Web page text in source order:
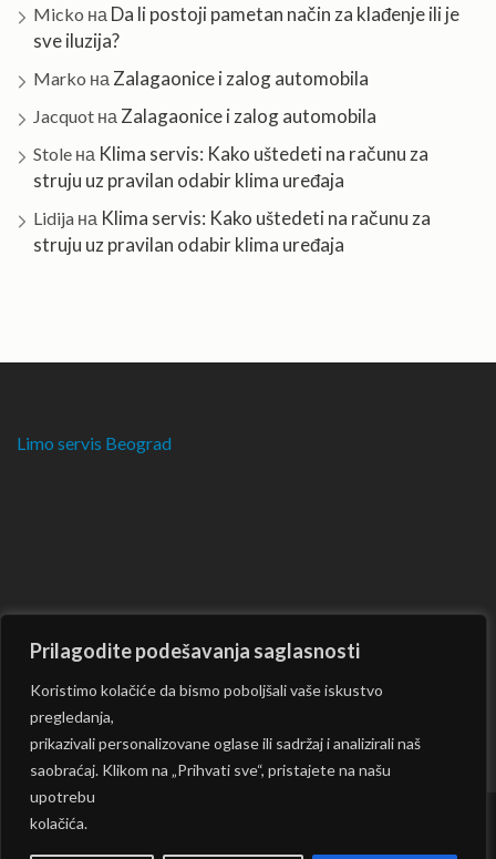
Prilagodite podešavanja saglasnosti
Koristimo kolačiće da bismo poboljšali vaše iskustvo
pregledanja,
prikazivali personalizovane oglase ili sadržaj i analizirali naš
saobraćaj. Klikom na „Prihvati sve“, pristajete na našu
upotrebu
kolačića.
Micko на Da li postoji pametan način za klađenje ili je
sve iluzija?
Marko на Zalagaonice i zalog automobila
Jacquot на Zalagaonice i zalog automobila
Stole на Klima servis: Kako uštedeti na računu za
struju uz pravilan odabir klima uređaja
Lidija на Klima servis: Kako uštedeti na računu za
struju uz pravilan odabir klima uređaja
Limo servis Beograd